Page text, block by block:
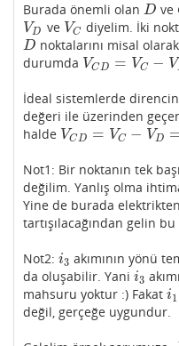
Burada önemli olan D
D ve
VD
VD ve VC
VC diyelim. İki
D
D noktalarını misal
durumda VCD = VC − V
VCD= VC −VD
İdeal sistemlerde
değeri ile üzerinden
halde VCD = VC − VD
VCD= VC −VD =R 3.i3
Not1: Bir noktanın tek
değilim. Yanlış olma
Yine de burada
tartışılacağından gelin
Not2: i3
i3 akımının yönü
da oluşabilir. Yani i3
i3
mahsuru yoktur :) Fakat i1
i1
değil, gerçeğe uygundur.